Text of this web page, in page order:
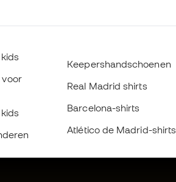
voor
Keepershandschoenen
Real Madrid shirts
Barcelona-shirts
Atlético de Madrid-shirts